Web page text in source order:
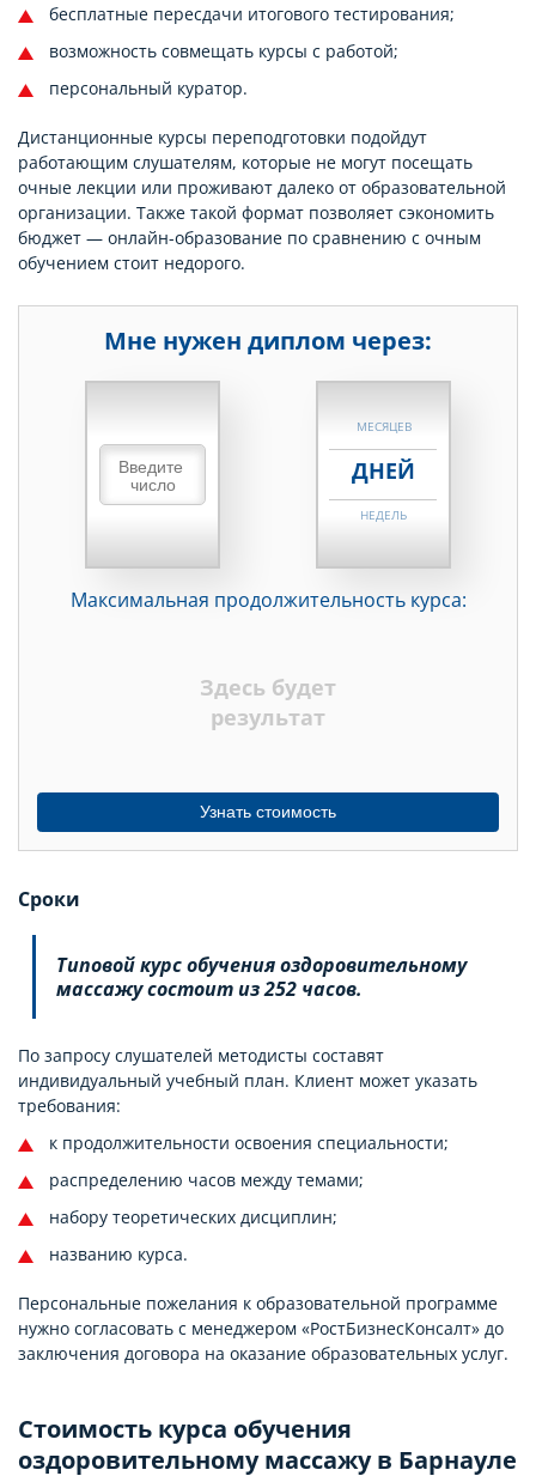
бесплатные пересдачи итогового тестирования;
возможность совмещать курсы с работой;
персональный куратор.
Дистанционные курсы переподготовки подойдут
работающим слушателям, которые не могут посещать
очные лекции или проживают далеко от образовательной
организации. Также такой формат позволяет сэкономить
бюджет — онлайн-образование по сравнению с очным
обучением стоит недорого.
Мне нужен диплом через:
НЕДЕЛЬ
МЕСЯЦЕВ
ДНЕЙ
НЕДЕЛЬ
ДНЕЙ
Максимальная продолжительность курса:
Здесь будет
результат
Узнать стоимость
Сроки
Типовой курс обучения оздоровительному
массажу состоит из 252 часов.
По запросу слушателей методисты составят
индивидуальный учебный план. Клиент может указать
требования:
к продолжительности освоения специальности;
распределению часов между темами;
набору теоретических дисциплин;
названию курса.
Персональные пожелания к образовательной программе
нужно согласовать с менеджером «РостБизнесКонсалт» до
заключения договора на оказание образовательных услуг.
Стоимость курса обучения
оздоровительному массажу в Барнауле